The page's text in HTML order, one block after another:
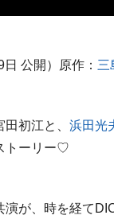
日 公開）原作： 三
田初江と、 浜田光
トーリー♡
演が、時を経て